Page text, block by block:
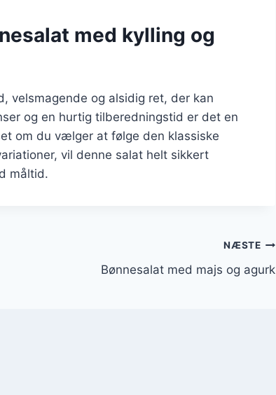
med kylling og
velsmagende og alsidig ret, der kan
og en hurtig tilberedningstid er det en
om du vælger at følge den klassiske
vil denne salat helt sikkert
måltid.
NÆSTE
Bønnesalat med majs og agurk